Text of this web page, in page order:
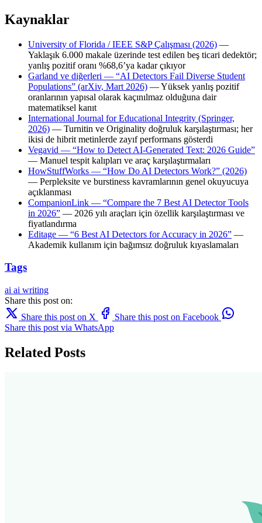
Kaynaklar
University of Florida / IEEE S&P Çalışması (2026) —
Yaklaşık 6.000 makale üzerinde test edilen beş ticari dedektör;
yanlış pozitif oranı %68,6’ya kadar çıkıyor
Garland ve diğerleri — “AI Detectors Fail Diverse Student
Populations” (arXiv, Mart 2026) — Yüksek yanlış pozitif
oranlarının yapısal olarak kaçınılmaz olduğuna dair
matematiksel kanıt
International Journal for Educational Integrity (Springer,
2026) — Turnitin ve Originality doğruluk karşılaştırması; her
ikisi de hibrit metinlerde zayıf performans gösterdi
Vegavid — “How to Detect AI-Generated Text: 2026 Guide”
— Manuel tespit kalıpları ve araç karşılaştırmaları
HowStuffWorks — “How Do AI Detectors Work?” (2026)
— Perpleksite ve burstiness kavramlarının genel okuyucuya
açıklanması
CompanionLink — “Compare the 7 Best AI Detector Tools
in 2026” — 2026 yılı araçları için özellik karşılaştırması ve
fiyatlandırma
Editage — “6 Best AI Detectors for Accuracy in 2026” —
Akademik kullanım için bağımsız doğruluk kıyaslamaları
Tags
ai ai writing
Share this post on:
Share this post on X
Share this post on Facebook
Share this post via WhatsApp
Related Posts